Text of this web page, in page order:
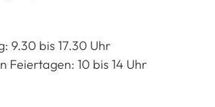
9.30 bis 17.30 Uhr
Feiertagen: 10 bis 14 Uhr